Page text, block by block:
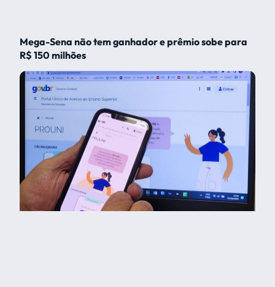
Mega-Sena não tem ganhador e prêmio sobe para
R$ 150 milhões